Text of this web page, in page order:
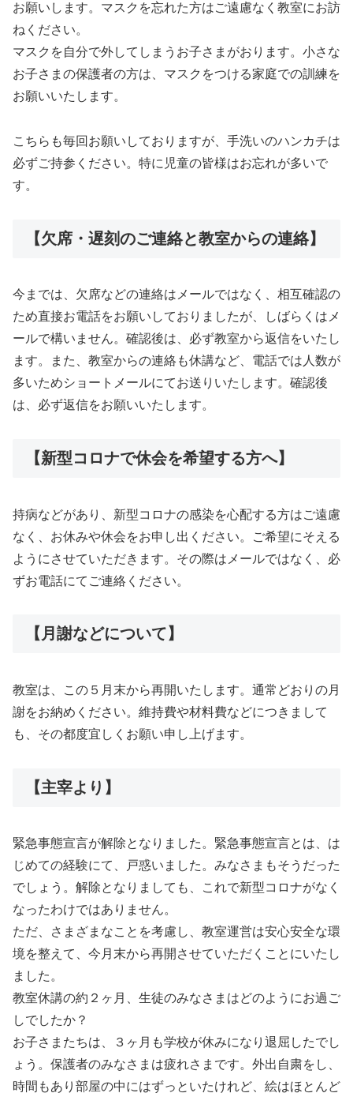
お願いします。マスクを忘れた方はご遠慮なく教室にお訪
ねください。
マスクを自分で外してしまうお子さまがおります。小さな
お子さまの保護者の方は、マスクをつける家庭での訓練を
お願いいたします。
こちらも毎回お願いしておりますが、手洗いのハンカチは
必ずご持参ください。特に児童の皆様はお忘れが多いで
す。
【欠席・遅刻のご連絡と教室からの連絡】
今までは、欠席などの連絡はメールではなく、相互確認の
ため直接お電話をお願いしておりましたが、しばらくはメ
ールで構いません。確認後は、必ず教室から返信をいたし
ます。また、教室からの連絡も休講など、電話では人数が
多いためショートメールにてお送りいたします。確認後
は、必ず返信をお願いいたします。
【新型コロナで休会を希望する方へ】
持病などがあり、新型コロナの感染を心配する方はご遠慮
なく、お休みや休会をお申し出ください。ご希望にそえる
ようにさせていただきます。その際はメールではなく、必
ずお電話にてご連絡ください。
【月謝などについて】
教室は、この５月末から再開いたします。通常どおりの月
謝をお納めください。維持費や材料費などにつきまして
も、その都度宜しくお願い申し上げます。
【主宰より】
緊急事態宣言が解除となりました。緊急事態宣言とは、は
じめての経験にて、戸惑いました。みなさまもそうだった
でしょう。解除となりましても、これで新型コロナがなく
なったわけではありません。
ただ、さまざまなことを考慮し、教室運営は安心安全な環
境を整えて、今月末から再開させていただくことにいたし
ました。
教室休講の約２ヶ月、生徒のみなさまはどのようにお過ご
しでしたか？
お子さまたちは、３ヶ月も学校が休みになり退屈したでし
ょう。保護者のみなさまは疲れさまです。外出自粛をし、
時間もあり部屋の中にはずっといたけれど、絵はほとんど